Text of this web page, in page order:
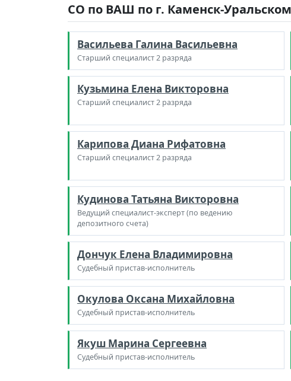
СО по ВАШ по г. Каменск-
Васильева Галина Васильевна
Старший специалист 2 разряда
Кузьмина Елена Викторовна
Старший специалист 2 разряда
Карипова Диана Рифатовна
Старший специалист 2 разряда
Кудинова Татьяна Викторовна
Ведущий специалист-эксперт (по ведению
депозитного счета)
Дончук Елена Владимировна
Судебный пристав-исполнитель
Окулова Оксана Михайловна
Судебный пристав-исполнитель
Якуш Марина Сергеевна
Судебный пристав-исполнитель